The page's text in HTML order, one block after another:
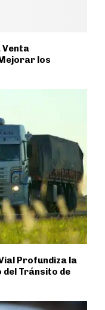
Venta
los
Profundiza la
Tránsito de